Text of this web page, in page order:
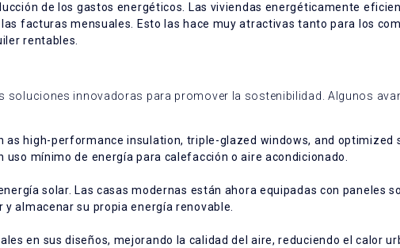
de los gastos energéticos. Las viviendas energéticamente
facturas mensuales. Esto las hace muy atractivas tanto para los
rentables.
soluciones innovadoras para promover la sostenibilidad. Algunos
high-performance insulation, triple-glazed windows, and optimized
mínimo de energía para calefacción o aire acondicionado.
solar. Las casas modernas están ahora equipadas con paneles
almacenar su propia energía renovable.
en sus diseños, mejorando la calidad del aire, reduciendo el calor